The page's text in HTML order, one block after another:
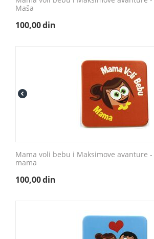
Maša
100,00din
Mama voli bebu i Maksimove avanture
mama
100,00din